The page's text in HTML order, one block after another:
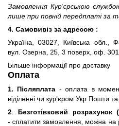
Замовлення Кур'єрською
лише при повній передплаті за
4. Самовивіз за адресою :
Україна, 03027, Київська обл.,
вул. Озерна, 25, 3 поверх, оф. 301.
Більше інформації про доставку
Оплата
1. Післяплата - оплата в
віділенні чи кур'єром Укр Пошти
2
Безготівковий
-сплатити замовлення, можна на